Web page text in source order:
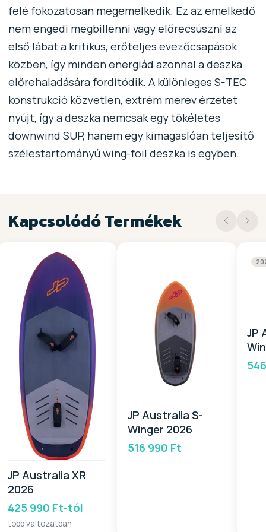
felé fokozatosan megemelkedik. Ez az emelkedő
nem engedi megbillenni vagy előrecsúszni az
első lábat a kritikus, erőteljes evezőcsapások
közben, így minden energiád azonnal a deszka
előrehaladására fordítódik. A különleges S-TEC
konstrukció közvetlen, extrém merev érzetet
nyújt, így a deszka nemcsak egy tökéletes
downwind SUP, hanem egy kimagaslóan teljesítő
szélestartományú wing-foil deszka is egyben.
Kapcsolódó Termékek
JP Australia XR
2026
425 990 Ft-tól
több változatban
JP Australia S-
Winger 2026
516 990 Ft
JP